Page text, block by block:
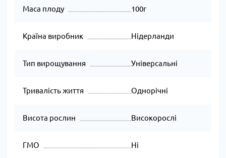
Маса плоду 100г
Країна виробник Нідерланди
Тип вирощування Універсальні
Тривалість життя Однорічні
Висота рослин Високорослі
ГМО Ні